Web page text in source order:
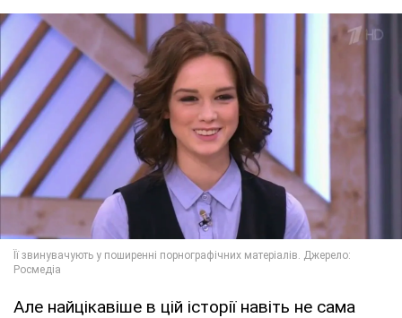
Але найцікавіше в цій історії навіть не сама